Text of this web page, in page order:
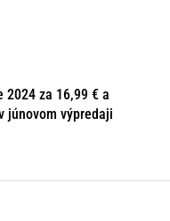
2024 za 16,99 € a
júnovom výpredaji